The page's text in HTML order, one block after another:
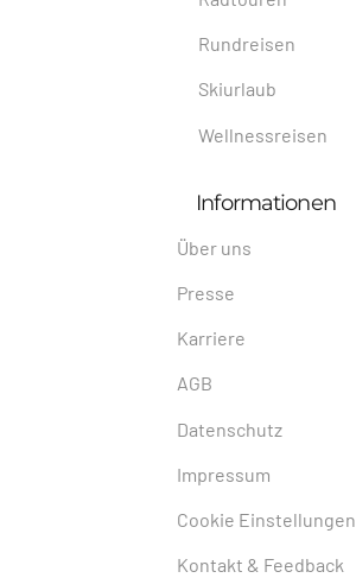
Rundreisen
Skiurlaub
Wellnessreisen
Informationen
Über uns
Presse
Karriere
AGB
Datenschutz
Impressum
Cookie Einstellungen
Kontakt & Feedback